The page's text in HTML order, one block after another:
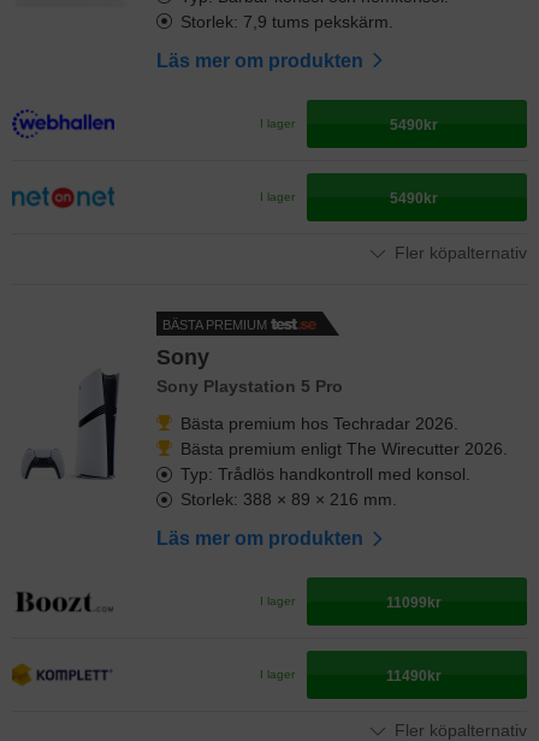
Storlek: 7,9 tums pekskärm.
Läs mer om produkten
I lager 5490kr
I lager 5490kr
Fler köpalternativ
BÄSTA PREMIUM
Sony
Sony Playstation 5 Pro
Bästa premium hos Techradar 2026.
Bästa premium enligt The Wirecutter 2026.
Typ: Trådlös handkontroll med konsol.
Storlek: 388 × 89 × 216 mm.
Läs mer om produkten
I lager 11099kr
I lager 11490kr
Fler köpalternativ